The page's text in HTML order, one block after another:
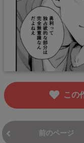
この
前のページ